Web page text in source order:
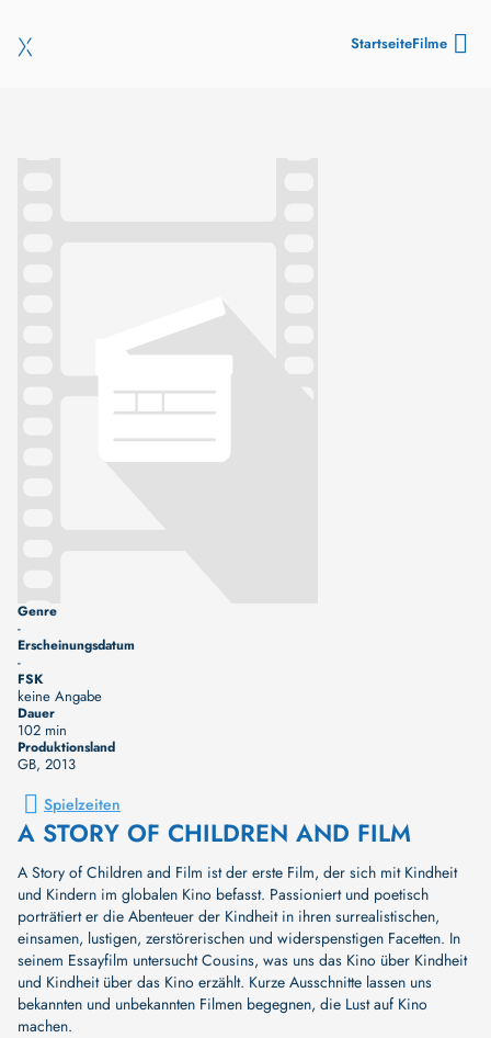
StartseiteFilme
Genre
-
Erscheinungsdatum
-
FSK
keine Angabe
Dauer
102 min
Produktionsland
GB, 2013
Spielzeiten
A STORY OF CHILDREN AND FILM
A Story of Children and Film ist der erste Film, der sich mit Kindheit
und Kindern im globalen Kino befasst. Passioniert und poetisch
porträtiert er die Abenteuer der Kindheit in ihren surrealistischen,
einsamen, lustigen, zerstörerischen und widerspenstigen Facetten. In
seinem Essayfilm untersucht Cousins, was uns das Kino über Kindheit
und Kindheit über das Kino erzählt. Kurze Ausschnitte lassen uns
bekannten und unbekannten Filmen begegnen, die Lust auf Kino
machen.